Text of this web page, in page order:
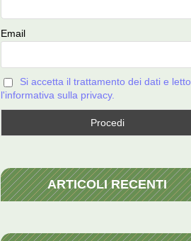
Email
Si accetta il trattamento dei dati e letto
l'informativa sulla privacy.
ARTICOLI RECENTI